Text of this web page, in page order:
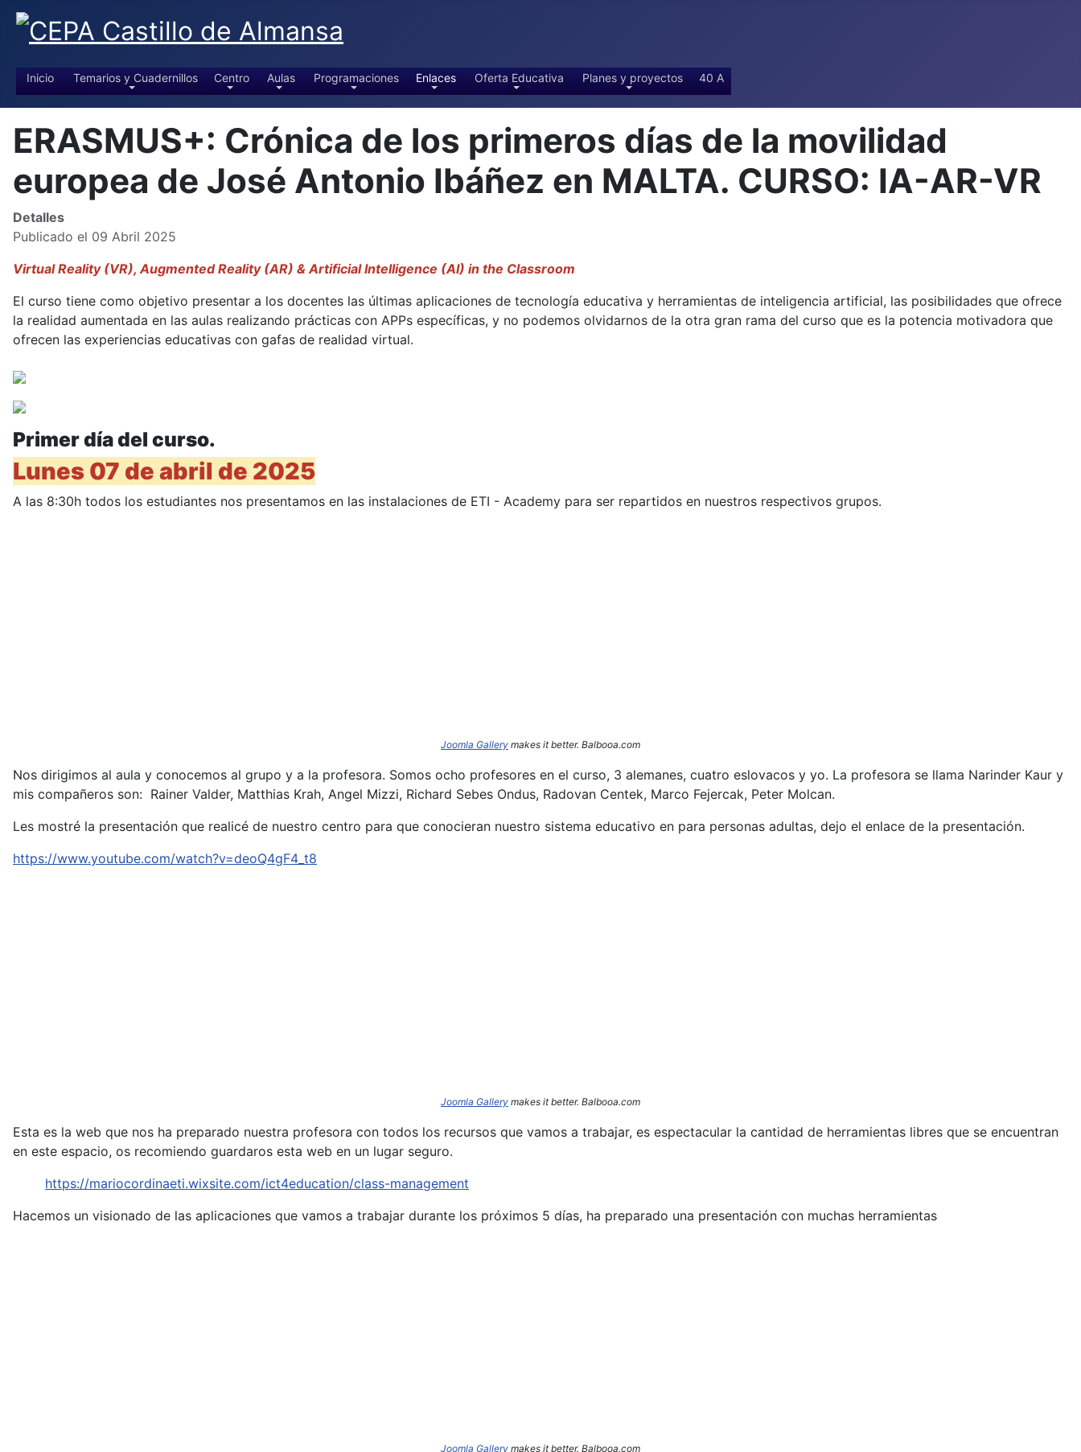
Inicio Temarios y Cuadernillos Centro Aulas Programaciones Enlaces Oferta Educativa Planes y proyectos 40 A
ERASMUS+: Crónica de los primeros días de la movilidad
europea de José Antonio Ibáñez en MALTA. CURSO: IA-AR-VR
Detalles
Publicado el 09 Abril 2025
Virtual Reality (VR), Augmented Reality (AR) & Artificial Intelligence (AI) in the Classroom
El curso tiene como objetivo presentar a los docentes las últimas aplicaciones de tecnología educativa y herramientas de inteligencia artificial, las posibilidades que ofrece
la realidad aumentada en las aulas realizando prácticas con APPs específicas, y no podemos olvidarnos de la otra gran rama del curso que es la potencia motivadora que
ofrecen las experiencias educativas con gafas de realidad virtual.
Primer día del curso.
Lunes 07 de abril de 2025
A las 8:30h todos los estudiantes nos presentamos en las instalaciones de ETI - Academy para ser repartidos en nuestros respectivos grupos.
Joomla Gallery makes it better. Balbooa.com
Nos dirigimos al aula y conocemos al grupo y a la profesora. Somos ocho profesores en el curso, 3 alemanes, cuatro eslovacos y yo. La profesora se llama Narinder Kaur y
mis compañeros son: Rainer Valder, Matthias Krah, Angel Mizzi, Richard Sebes Ondus, Radovan Centek, Marco Fejercak, Peter Molcan.
Les mostré la presentación que realicé de nuestro centro para que conocieran nuestro sistema educativo en para personas adultas, dejo el enlace de la presentación.
https://www.youtube.com/watch?v=deoQ4gF4_t8
Joomla Gallery makes it better. Balbooa.com
Esta es la web que nos ha preparado nuestra profesora con todos los recursos que vamos a trabajar, es espectacular la cantidad de herramientas libres que se encuentran
en este espacio, os recomiendo guardaros esta web en un lugar seguro.
https://mariocordinaeti.wixsite.com/ict4education/class-management
Hacemos un visionado de las aplicaciones que vamos a trabajar durante los próximos 5 días, ha preparado una presentación con muchas herramientas
Joomla Gallery makes it better. Balbooa.com